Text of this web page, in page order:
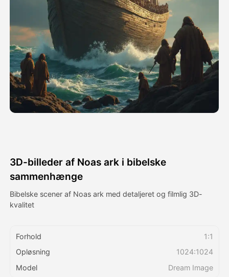
Avatar video
AI video ▼
Foto: ▼
Andre værktøjer
Priser
3D-billeder af Noas ark i bibelske
sammenhænge
Bibelske scener af Noas ark med detaljeret og filmlig 3D-
kvalitet
Forhold
1:1
Opløsning
1024:1024
Model
Dream Image